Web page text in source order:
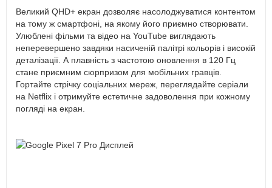
Великий QHD+ екран дозволяє насолоджуватися контентом
на тому ж смартфоні, на якому його приємно створювати.
Улюблені фільми та відео на YouTube виглядають
неперевершено завдяки насиченій палітрі кольорів і високій
деталізації. А плавність з частотою оновлення в 120 Гц
стане приємним сюрпризом для мобільних гравців.
Гортайте стрічку соціальних мереж, переглядайте серіали
на Netflix і отримуйте естетичне задоволення при кожному
погляді на екран.